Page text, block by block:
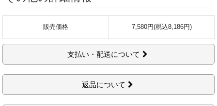
販売価格 7,580円(税込8,186円)
支払い・配送について
返品について